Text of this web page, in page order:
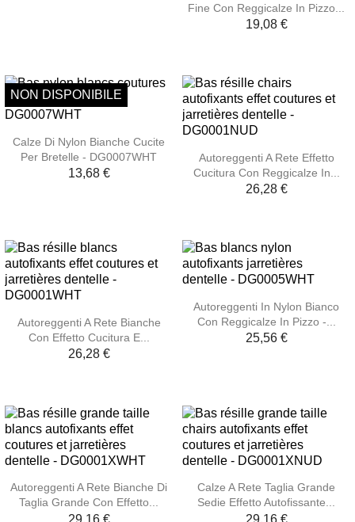
Fine Con Reggicalze In Pizzo...
19,08 €
Calze Di Nylon Bianche Cucite
Per Bretelle - DG0007WHT
13,68 €
NON DISPONIBILE
Autoreggenti A Rete Effetto
Cucitura Con Reggicalze In...
26,28 €
Autoreggenti A Rete Bianche
Con Effetto Cucitura E...
26,28 €
Autoreggenti In Nylon Bianco
Con Reggicalze In Pizzo -...
25,56 €
Autoreggenti A Rete Bianche Di
Taglia Grande Con Effetto...
29,16 €
Calze A Rete Taglia Grande
Sedie Effetto Autofissante...
29,16 €